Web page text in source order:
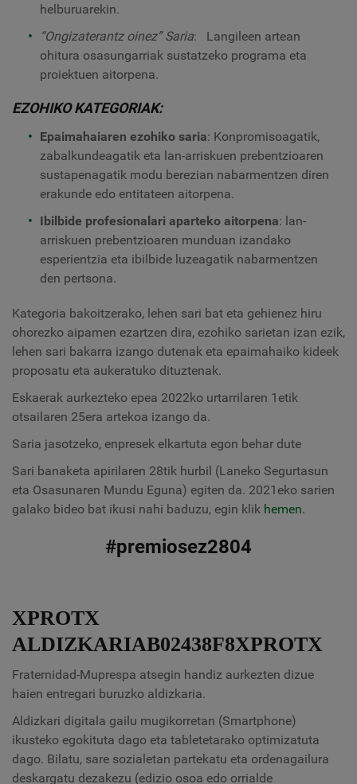
helburuarekin.
“Ongizaterantz oinez” Saria:
Langileen artean
ohitura osasungarriak sustatzeko programa eta
proiektuen aitorpena.
EZOHIKO KATEGORIAK:
Epaimahaiaren ezohiko saria: Konpromisoagatik,
zabalkundeagatik eta lan-arriskuen prebentzioaren
sustapenagatik modu berezian nabarmentzen diren
erakunde edo entitateen aitorpena.
Ibilbide profesionalari aparteko aitorpena: lan-
arriskuen prebentzioaren munduan izandako
esperientzia eta ibilbide luzeagatik nabarmentzen
den pertsona.
Kategoria bakoitzerako, lehen sari bat eta gehienez hiru
ohorezko aipamen ezartzen dira, ezohiko sarietan izan ezik,
lehen sari bakarra izango dutenak eta epaimahaiko kideek
proposatu eta aukeratuko dituztenak.
Eskaerak aurkezteko epea 2022ko urtarrilaren 1etik
otsailaren 25era artekoa izango da.
Saria jasotzeko, enpresek elkartuta egon behar dute
Sari banaketa apirilaren 28tik hurbil (Laneko Segurtasun
eta Osasunaren Mundu Eguna) egiten da. 2021eko sarien
galako bideo bat ikusi nahi baduzu, egin klik hemen.
#premiosez2804
XPROTX
ALDIZKARIAB02438F8XPROTX
Fraternidad-Muprespa atsegin handiz aurkezten dizue
haien entregari buruzko aldizkaria.
Aldizkari digitala gailu mugikorretan (Smartphone)
ikusteko egokituta dago eta tabletetarako optimizatuta
dago. Bilatu, sare sozialetan partekatu eta ordenagailura
deskargatu dezakezu (edizio osoa edo orrialde